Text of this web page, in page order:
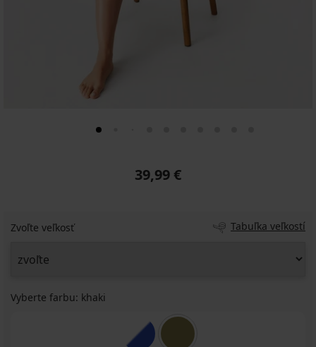
39,99 €
Zvoľte veľkosť Tabuľka veľkostí
Vyberte farbu: khaki